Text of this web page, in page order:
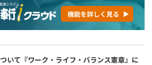
いて『ワーク・ライフ・バランス憲章』に